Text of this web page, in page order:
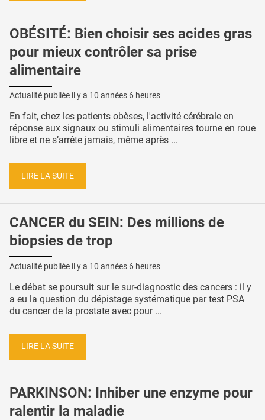
OBÉSITÉ: Bien choisir ses acides gras
pour mieux contrôler sa prise
alimentaire
Actualité publiée il y a 10 années 6 heures
En fait, chez les patients obèses, l'activité cérébrale en
réponse aux signaux ou stimuli alimentaires tourne en roue
libre et ne s’arrête jamais, même après ...
LIRE LA SUITE
CANCER du SEIN: Des millions de
biopsies de trop
Actualité publiée il y a 10 années 6 heures
Le débat se poursuit sur le sur-diagnostic des cancers : il y
a eu la question du dépistage systématique par test PSA
du cancer de la prostate avec pour ...
LIRE LA SUITE
PARKINSON: Inhiber une enzyme pour
ralentir la maladie